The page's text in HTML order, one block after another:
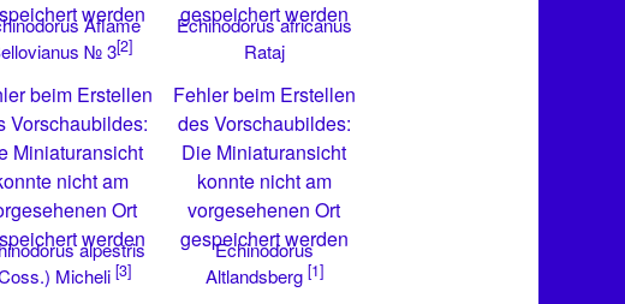
werden
Aflame
№ 3[2]
gespeichert werden
Echinodorus africanus
Rataj
beim Erstellen
Vorschaubildes:
Miniaturansicht
nicht am
Ort
werden
alpestris
Micheli [3]
Fehler beim Erstellen
des Vorschaubildes:
Die Miniaturansicht
konnte nicht am
vorgesehenen Ort
gespeichert werden
Echinodorus
Altlandsberg [1]